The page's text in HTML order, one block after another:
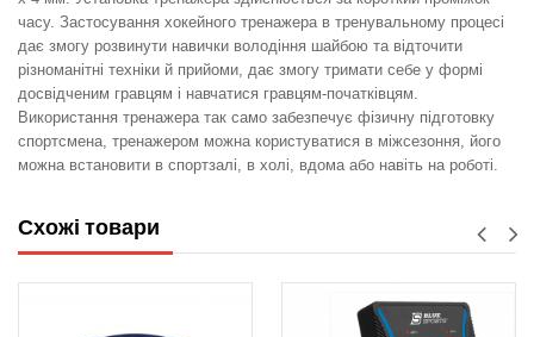
часу. Застосування хокейного тренажера в тренувальному процесі
дає змогу розвинути навички володіння шайбою та відточити
різноманітні техніки й прийоми, дає змогу тримати себе у формі
досвідченим гравцям і навчатися гравцям-початківцям.
Використання тренажера так само забезпечує фізичну підготовку
спортсмена, тренажером можна користуватися в міжсезоння, його
можна встановити в спортзалі, в холі, вдома або навіть на роботі.
Схожі товари